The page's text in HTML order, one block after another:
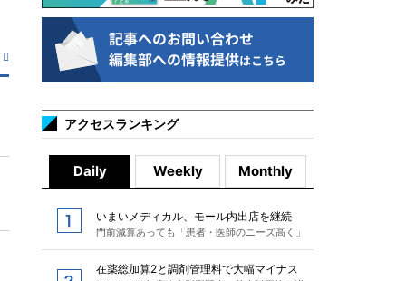
アクセスランキング
Daily Weekly Monthly
いまいメディカル、モール内出店を継続
門前減算あっても「患者・医師のニーズ高く」
在薬総加算2と調剤管理料で大幅マイナス